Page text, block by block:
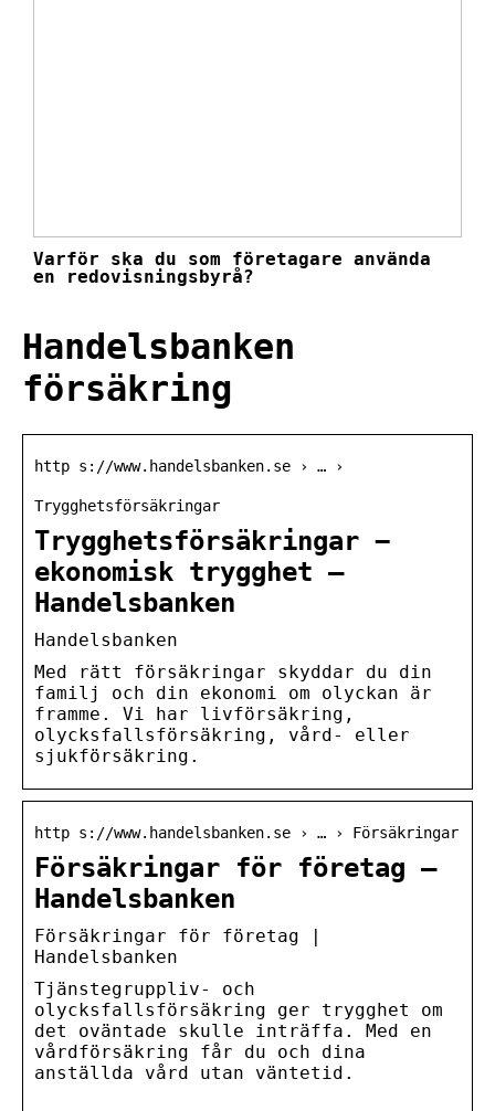
Varför ska du som företagare använda
en redovisningsbyrå?
Handelsbanken
försäkring
http s://www.handelsbanken.se › … ›
Trygghetsförsäkringar
Trygghetsförsäkringar −
ekonomisk trygghet –
Handelsbanken
Handelsbanken
Med rätt försäkringar skyddar du din
familj och din ekonomi om olyckan är
framme. Vi har livförsäkring,
olycksfallsförsäkring, vård- eller
sjukförsäkring.
http s://www.handelsbanken.se › … › Försäkringar
Försäkringar för företag –
Handelsbanken
Försäkringar för företag |
Handelsbanken
Tjänstegruppliv- och
olycksfallsförsäkring ger trygghet om
det oväntade skulle inträffa. Med en
vårdförsäkring får du och dina
anställda vård utan väntetid.